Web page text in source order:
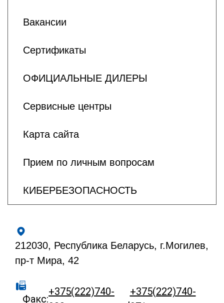
Вакансии
Сертификаты
ОФИЦИАЛЬНЫЕ ДИЛЕРЫ
Сервисные центры
Карта сайта
Прием по личным вопросам
КИБЕРБЕЗОПАСНОСТЬ
212030, Республика Беларусь, г.Могилев,
пр-т Мира, 42
Факс:
+375(222)740-
,
+375(222)740-